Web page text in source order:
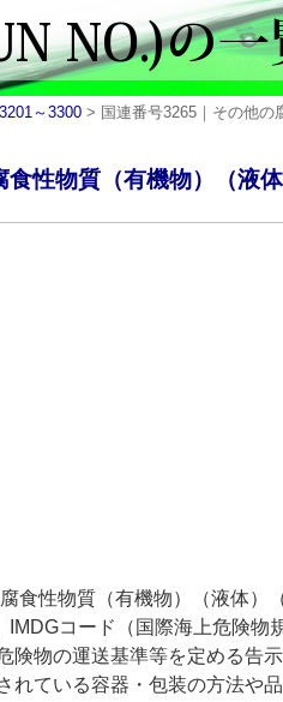
～3300 > 国連番号3265｜その他の
食性物質（有機物）（液
食性物質（有機物）（液体）
コード（国際海上危険物
険物の運送基準等を定める告
れている容器・包装の方法や